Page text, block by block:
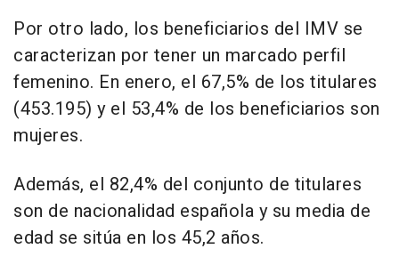
Por otro lado, los beneficiarios del IMV se
caracterizan por tener un marcado perfil
femenino. En enero, el 67,5% de los titulares
(453.195) y el 53,4% de los beneficiarios son
mujeres.
Además, el 82,4% del conjunto de titulares
son de nacionalidad española y su media de
edad se sitúa en los 45,2 años.